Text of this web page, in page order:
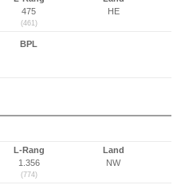
475
(461)
HE
BPL
L-Rang
1.356
(774)
Land
NW